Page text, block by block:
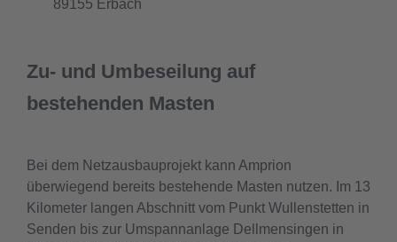
89155 Erbach
Zu- und Umbeseilung auf
bestehenden Masten
Bei dem Netzausbauprojekt kann Amprion
überwiegend bereits bestehende Masten nutzen. Im 13
Kilometer langen Abschnitt vom Punkt Wullenstetten in
Senden bis zur Umspannanlage Dellmensingen in